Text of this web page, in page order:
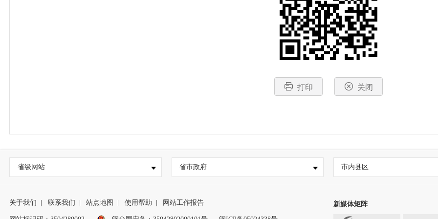
打印 关闭
省级网站 省市政府 市内县区
关于我们 联系我们 站点地图 使用帮助 网站工作报告 新媒体矩阵